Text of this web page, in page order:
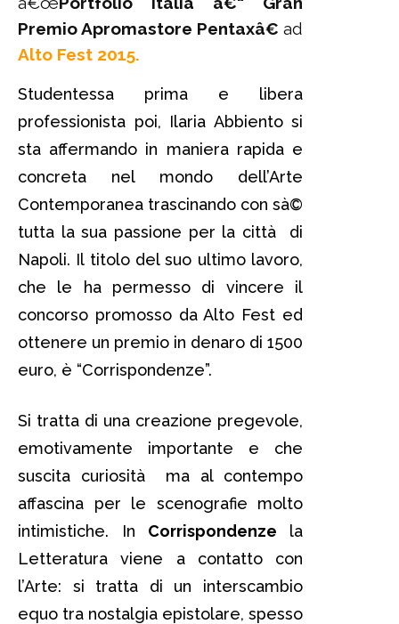
Premio Apromastore Pentaxâ€ ad
Alto Fest 2015.
Studentessa prima e libera
professionista poi, Ilaria Abbiento si
sta affermando in maniera rapida e
concreta nel mondo dell’Arte
Contemporanea trascinando con sà©
tutta la sua passione per la città di
Napoli. Il titolo del suo ultimo lavoro,
che le ha permesso di vincere il
concorso promosso da Alto Fest ed
ottenere un premio in denaro di 1500
euro, è “Corrispondenze”.
Si tratta di una creazione pregevole,
emotivamente importante e che
suscita curiosità ma al contempo
affascina per le scenografie molto
intimistiche. In Corrispondenze la
Letteratura viene a contatto con
l’Arte: si tratta di un interscambio
equo tra nostalgia epistolare, spesso